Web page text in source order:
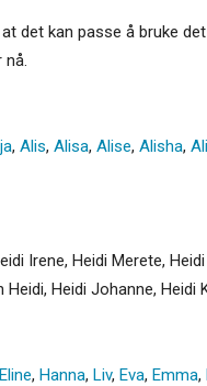
det kan passe å bruke
, Alis, Alisa, Alise, Alisha,
Irene, Heidi Merete,
Heidi Johanne,
Eline, Hanna, Liv, Eva, Emma,